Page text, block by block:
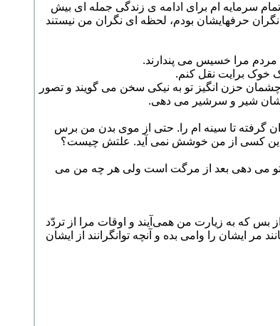
سرمایه ام برای ادامه ی زندگی جمله ای بیش
حرفهایشان بودم، لحظه ای نگران من نیستند
مردم مرا خسیس می پندارند.
خوک برایت نقل کنم.
حزن انگیز تو به نیکی سخن می گویند و تصور
شیر و سرشیر می دهی.
گرفته تا سینه ام را. حتی از موی بدن من برس
کسی از من خوشش نمی آید. علتش چیست؟
تو می دهی بعد از مرگت است ولی هر چه من می
بس که به زیارت من همی‌آیند و اوقات مرا از تردّد
ایشان را وامی بده و آنچه توانگرانند از ایشان